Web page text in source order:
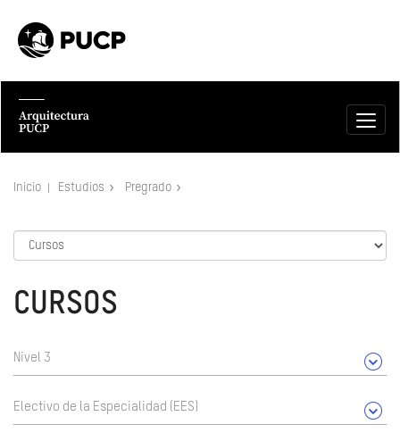
Inicio Estudios Pregrado
CURSOS
Nivel 3
Electivo de la Especialidad (EES)